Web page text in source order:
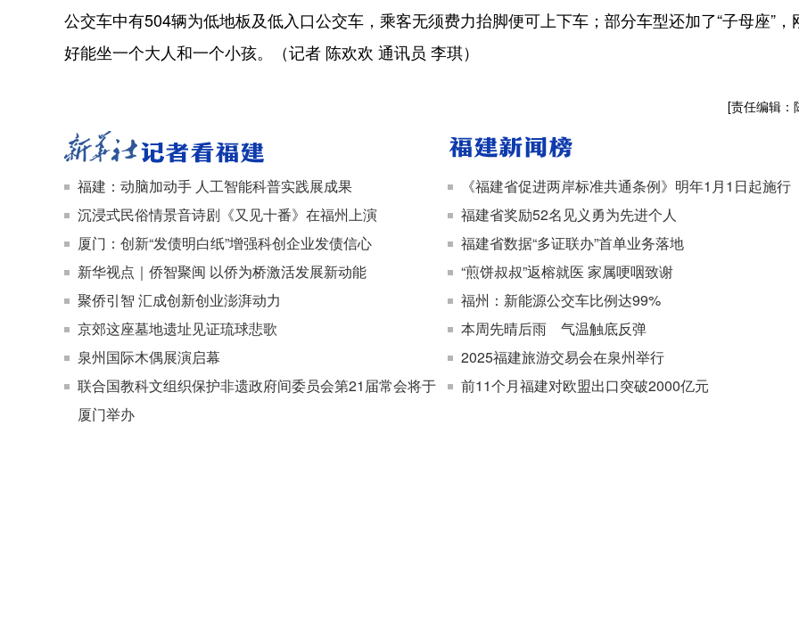
公交车中有504辆为低地板及低入口公交车，乘客无须费力抬脚便可上下车；部分车型还加了“子母座”，
好能坐一个大人和一个小孩。（记者 陈欢欢 通讯员 李琪）
[责任编辑：
福建：动脑加动手 人工智能科普实践展成果
沉浸式民俗情景音诗剧《又见十番》在福州上演
厦门：创新“发债明白纸”增强科创企业发债信心
新华视点｜侨智聚闽 以侨为桥激活发展新动能
聚侨引智 汇成创新创业澎湃动力
京郊这座墓地遗址见证琉球悲歌
泉州国际木偶展演启幕
联合国教科文组织保护非遗政府间委员会第21届常会将于
厦门举办
《福建省促进两岸标准共通条例》明年1月1日起施行
福建省奖励52名见义勇为先进个人
福建省数据“多证联办”首单业务落地
“煎饼叔叔”返榕就医 家属哽咽致谢
福州：新能源公交车比例达99%
本周先晴后雨 气温触底反弹
2025福建旅游交易会在泉州举行
前11个月福建对欧盟出口突破2000亿元